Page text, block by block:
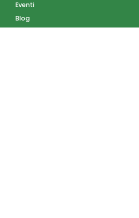
Eventi
Blog